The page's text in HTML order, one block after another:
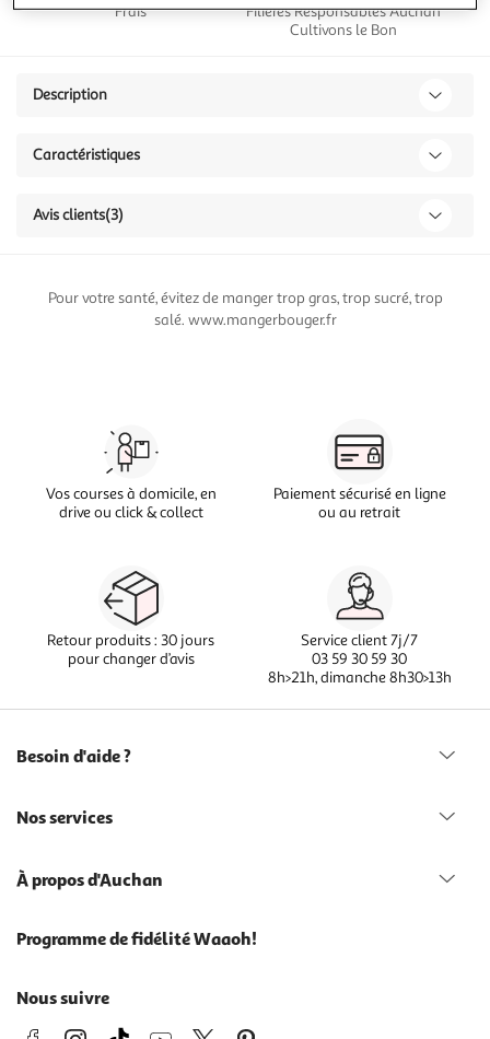
Frais
Filières Responsables Auchan
Cultivons le Bon
Description
Caractéristiques
Avis clients(3)
Pour votre santé, évitez de manger trop gras, trop sucré, trop
salé. www.mangerbouger.fr
Vos courses à domicile, en
drive ou click & collect
Paiement sécurisé en ligne
ou au retrait
Retour produits : 30 jours
pour changer d’avis
Service client 7j/7
03 59 30 59 30
8h>21h, dimanche 8h30>13h
Besoin d'aide ?
Nos services
À propos d'Auchan
Programme de fidélité Waaoh!
Nous suivre